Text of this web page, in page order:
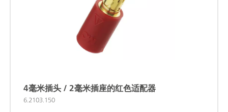
4毫米插头 / 2毫米插座的红色适配器
6.2103.150